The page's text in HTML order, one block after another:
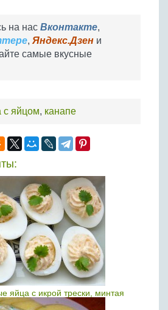
на нас Вконтакте,
, Яндекс.Дзен и
самые вкусные
с яйцом, канапе
яйца с икрой трески, минтая